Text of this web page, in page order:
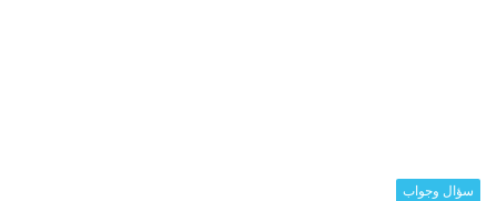
سؤال وجواب